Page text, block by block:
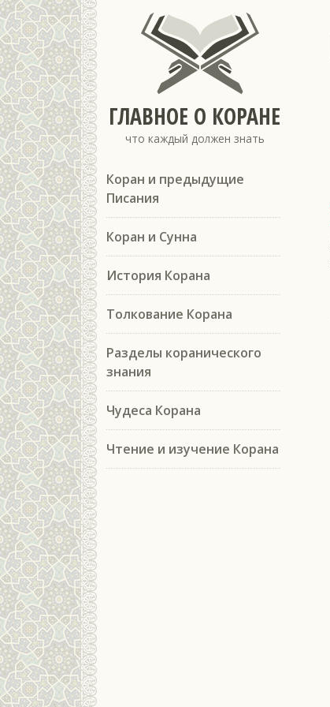
ГЛАВНОЕ О КОРАНЕ
что каждый должен знать
Коран и предыдущие
Писания
Коран и Сунна
История Корана
Толкование Корана
Разделы коранического
знания
Чудеса Корана
Чтение и изучение Корана